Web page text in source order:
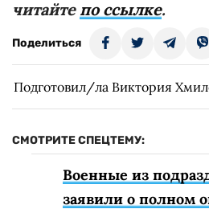
читайте по ссылке.
Поделиться
Подготовил/ла Виктория
СМОТРИТЕ СПЕЦТЕМУ:
Военные из
заявили о полном